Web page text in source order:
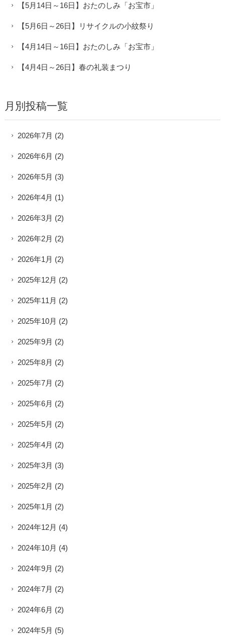
【5月14日～16日】おたのしみ「お宝市」
【5月6日～26日】リサイクルの小紋祭り
【4月14日～16日】おたのしみ「お宝市」
【4月4日～26日】春の礼装まつり
月別投稿一覧
2026年7月 (2)
2026年6月 (2)
2026年5月 (3)
2026年4月 (1)
2026年3月 (2)
2026年2月 (2)
2026年1月 (2)
2025年12月 (2)
2025年11月 (2)
2025年10月 (2)
2025年9月 (2)
2025年8月 (2)
2025年7月 (2)
2025年6月 (2)
2025年5月 (2)
2025年4月 (2)
2025年3月 (3)
2025年2月 (2)
2025年1月 (2)
2024年12月 (4)
2024年10月 (4)
2024年9月 (2)
2024年7月 (2)
2024年6月 (2)
2024年5月 (5)